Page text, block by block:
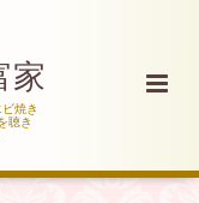
焼き
聴き